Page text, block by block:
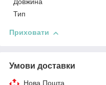
Довжина
Тип
Приховати
Умови доставки
Нова Пошта